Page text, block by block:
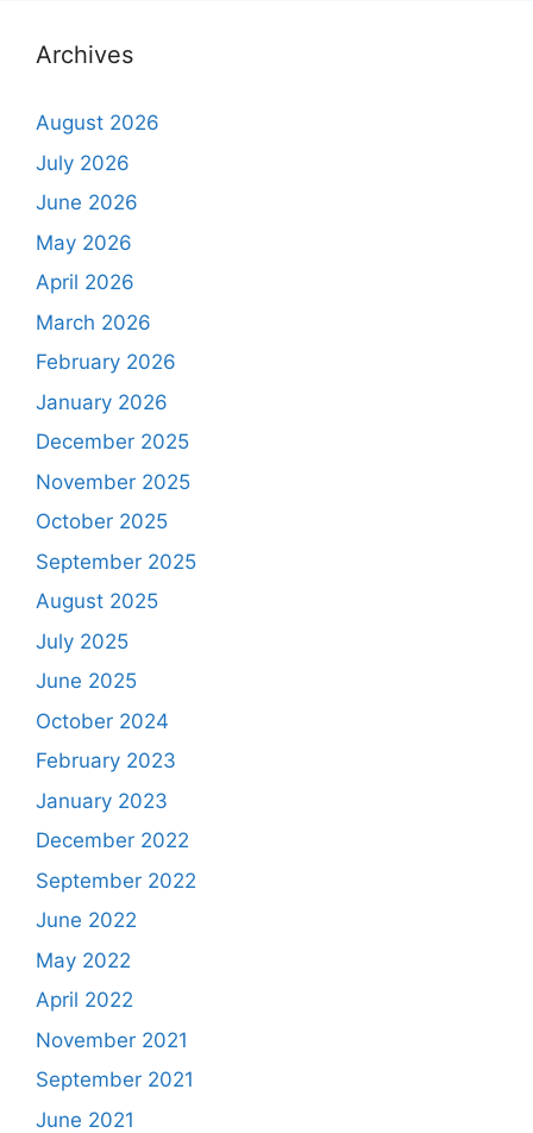
Archives
August 2026
July 2026
June 2026
May 2026
April 2026
March 2026
February 2026
January 2026
December 2025
November 2025
October 2025
September 2025
August 2025
July 2025
June 2025
October 2024
February 2023
January 2023
December 2022
September 2022
June 2022
May 2022
April 2022
November 2021
September 2021
June 2021